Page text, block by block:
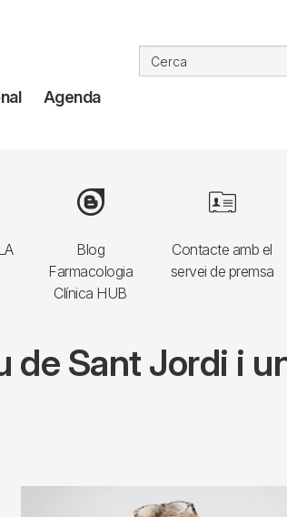
Agenda
Blog
Farmacologia
Clínica HUB
Image
Contacte amb el
servei de premsa
Image
de Sant Jordi i